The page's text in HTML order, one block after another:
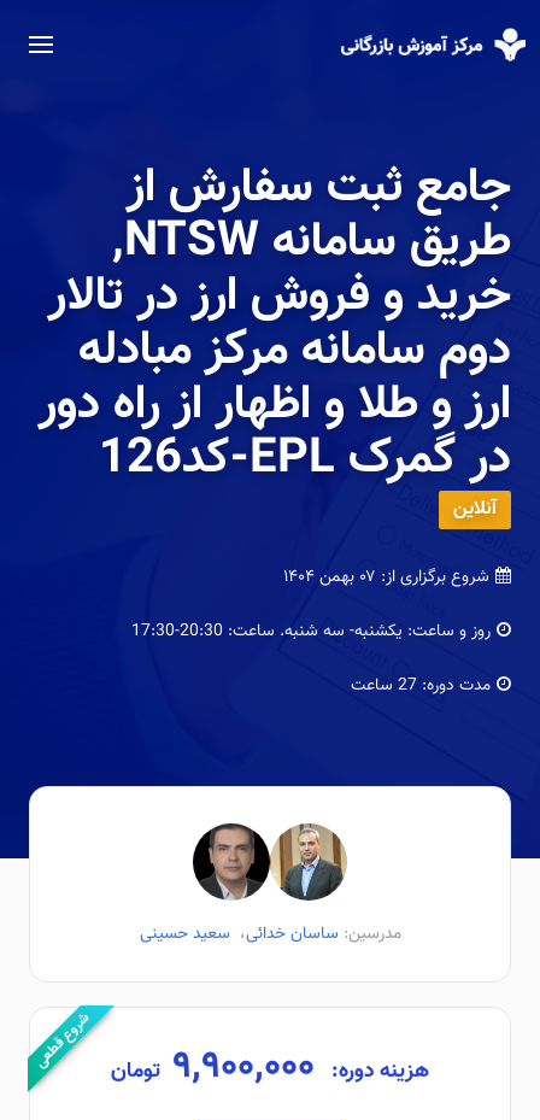
جامع ثبت سفارش از
طریق سامانه NTSW,
خرید و فروش ارز در تالار
دوم سامانه مرکز مبادله
ارز و طلا و اظهار از راه دور
در گمرک EPL-کد126
آنلاین
شروع برگزاری از: ۰۷ بهمن ۱۴۰۴
روز و ساعت: یکشنبه- سه شنبه. ساعت: 20:30-17:30
مدت دوره: 27 ساعت
مدرسین: ساسان خدائی، سعید حسینی
شروع قطعی هزینه دوره: تومان